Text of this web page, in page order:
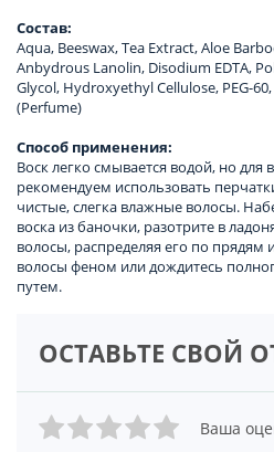
Состав:
Aqua, Beeswax, Tea Extract, Aloe
Anbydrous Lanolin, Disodium EDTA,
Glycol, Hydroxyethyl Cellulose, PEG-
(Perfume)
Способ применения:
Воск легко смывается водой, но для
рекомендуем использовать
чистые, слегка влажные волосы.
воска из баночки, разотрите в
волосы, распределяя его по прядям
волосы феном или дождитесь
путем.
ОСТАВЬТЕ СВОЙ
Ваша